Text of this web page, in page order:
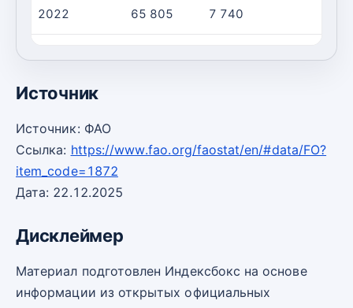
2022 65 805 7 740
Источник
Источник: ФАО
Ссылка: https://www.fao.org/faostat/en/#data/FO?
item_code=1872
Дата: 22.12.2025
Дисклеймер
Материал подготовлен Индексбокс на основе
информации из открытых официальных